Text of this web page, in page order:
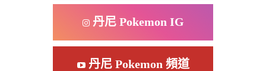
丹尼 Pokemon IG
丹尼 Pokemon 頻道